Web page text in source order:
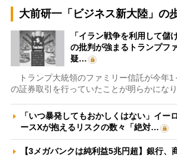
大前研一「ビジネス新大陸」の
「イラン戦争を利用して儲
の批判が強まるトランプフ
疑…
トランプ大統領のファミリー信託が今年1
の証券取引を行っていたことが明らかにな
「いつ暴発してもおかしくはない」イー
ースXが抱えるリスクの数々「絶対…
【3メガバンクは純利益5兆円超】銀行、